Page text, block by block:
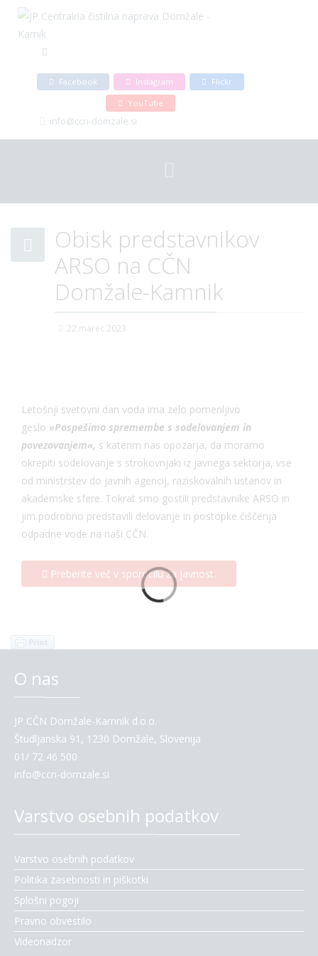
Facebook Instagram
Flickr
YouTube
info@ccn-domzale.si
Obisk predstavnikov
ARSO na CČN
Domžale-Kamnik
22 marec 2023
Letošnji svetovni dan voda ima zelo pomenljivo
geslo »Pospešimo spremembe s sodelovanjem in
povezovanjem«, s katerim nas opozarja, da moramo
okrepiti sodelovanje s strokovnjaki iz javnega sektorja, vse
od ministrstev do javnih agencij, raziskovalnih ustanov in
akademske sfere. Tokrat smo gostili predstavnike ARSO in
jim podrobno predstavili delovanje in postopke čiščenja
odpadne vode na naši CČN.
Preberite več v sporočilu za javnost.
O nas
JP CČN Domžale-Kamnik d.o.o.
Študljanska 91, 1230 Domžale, Slovenija
01/ 72 46 500
info@ccn-domzale.si
Varstvo osebnih podatkov
Varstvo osebnih podatkov
Politika zasebnosti in piškotki
Splošni pogoji
Pravno obvestilo
Videonadzor